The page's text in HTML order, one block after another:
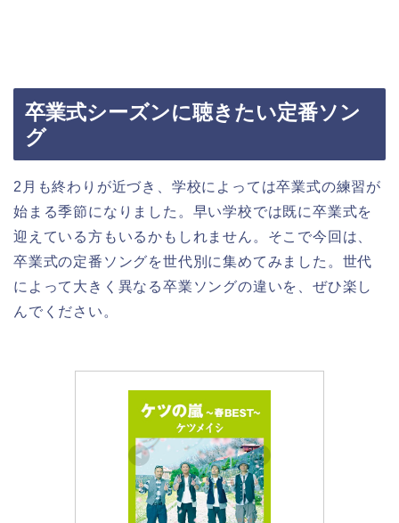
卒業式シーズンに聴きたい定番ソン
グ
2月も終わりが近づき、学校によっては卒業式の練習が
始まる季節になりました。早い学校では既に卒業式を
迎えている方もいるかもしれません。そこで今回は、
卒業式の定番ソングを世代別に集めてみました。世代
によって大きく異なる卒業ソングの違いを、ぜひ楽し
んでください。